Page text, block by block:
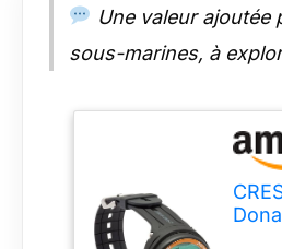
un
PC/
Mac.
Une valeur ajoutée
sous-marines, à